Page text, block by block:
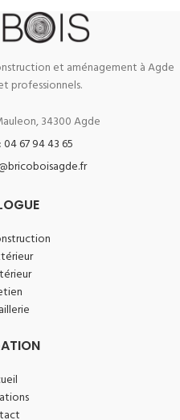
et aménagement à Agde
professionnels.
34300 Agde
04 67 94 43 65